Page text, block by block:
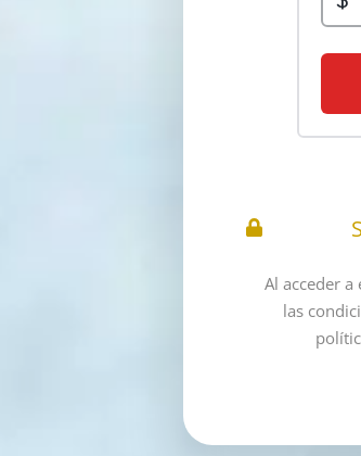
Al acceder
las